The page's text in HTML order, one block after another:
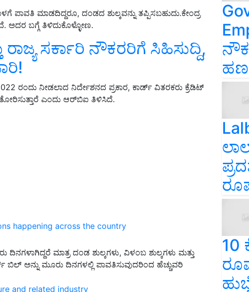
happening across the country
and related industry
ಮಾಡದಿದ್ದರೂ, ದಂಡದ ಶುಲ್ಕವನ್ನು ತಪ್ಪಿಸಬಹುದು.ಕೇಂದ್ರ
ಅದರ ಬಗ್ಗೆ ತಿಳಿದುಕೊಳ್ಳೋಣ.
ರಾಜ್ಯ ಸರ್ಕಾರಿ ನೌಕರರಿಗೆ ಸಿಹಿಸುದ್ದಿ,
ರಂದು ನೀಡಲಾದ ನಿರ್ದೇಶನದ ಪ್ರಕಾರ, ಕಾರ್ಡ್ ವಿತರಕರು ಕ್ರೆಡಿಟ್
ಎಂದು ಆರ್‌ಬಿಐ ತಿಳಿಸಿದೆ.
ಮಾತ್ರ ದಂಡ ಶುಲ್ಕಗಳು, ವಿಳಂಬ ಶುಲ್ಕಗಳು ಮತ್ತು
ಬಿಲ್ ಅನ್ನು ಮೂರು ದಿನಗಳಲ್ಲಿ ಪಾವತಿಸುವುದರಿಂದ ಹೆಚ್ಚುವರಿ
10